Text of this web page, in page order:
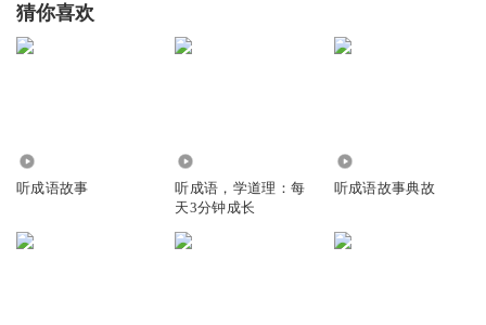
猜你喜欢
听成语故事
听成语，学道理：每
天3分钟成长
听成语故事典故